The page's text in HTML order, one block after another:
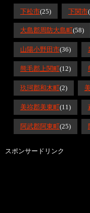
下松市(25) 下関市
大島郡周防大島町(58)
山陽小野田市(36)
熊毛郡上関町(12)
玖珂郡和木町(2)
美祢郡美東町(11)
阿武郡阿東町(25)
スポンサードリンク